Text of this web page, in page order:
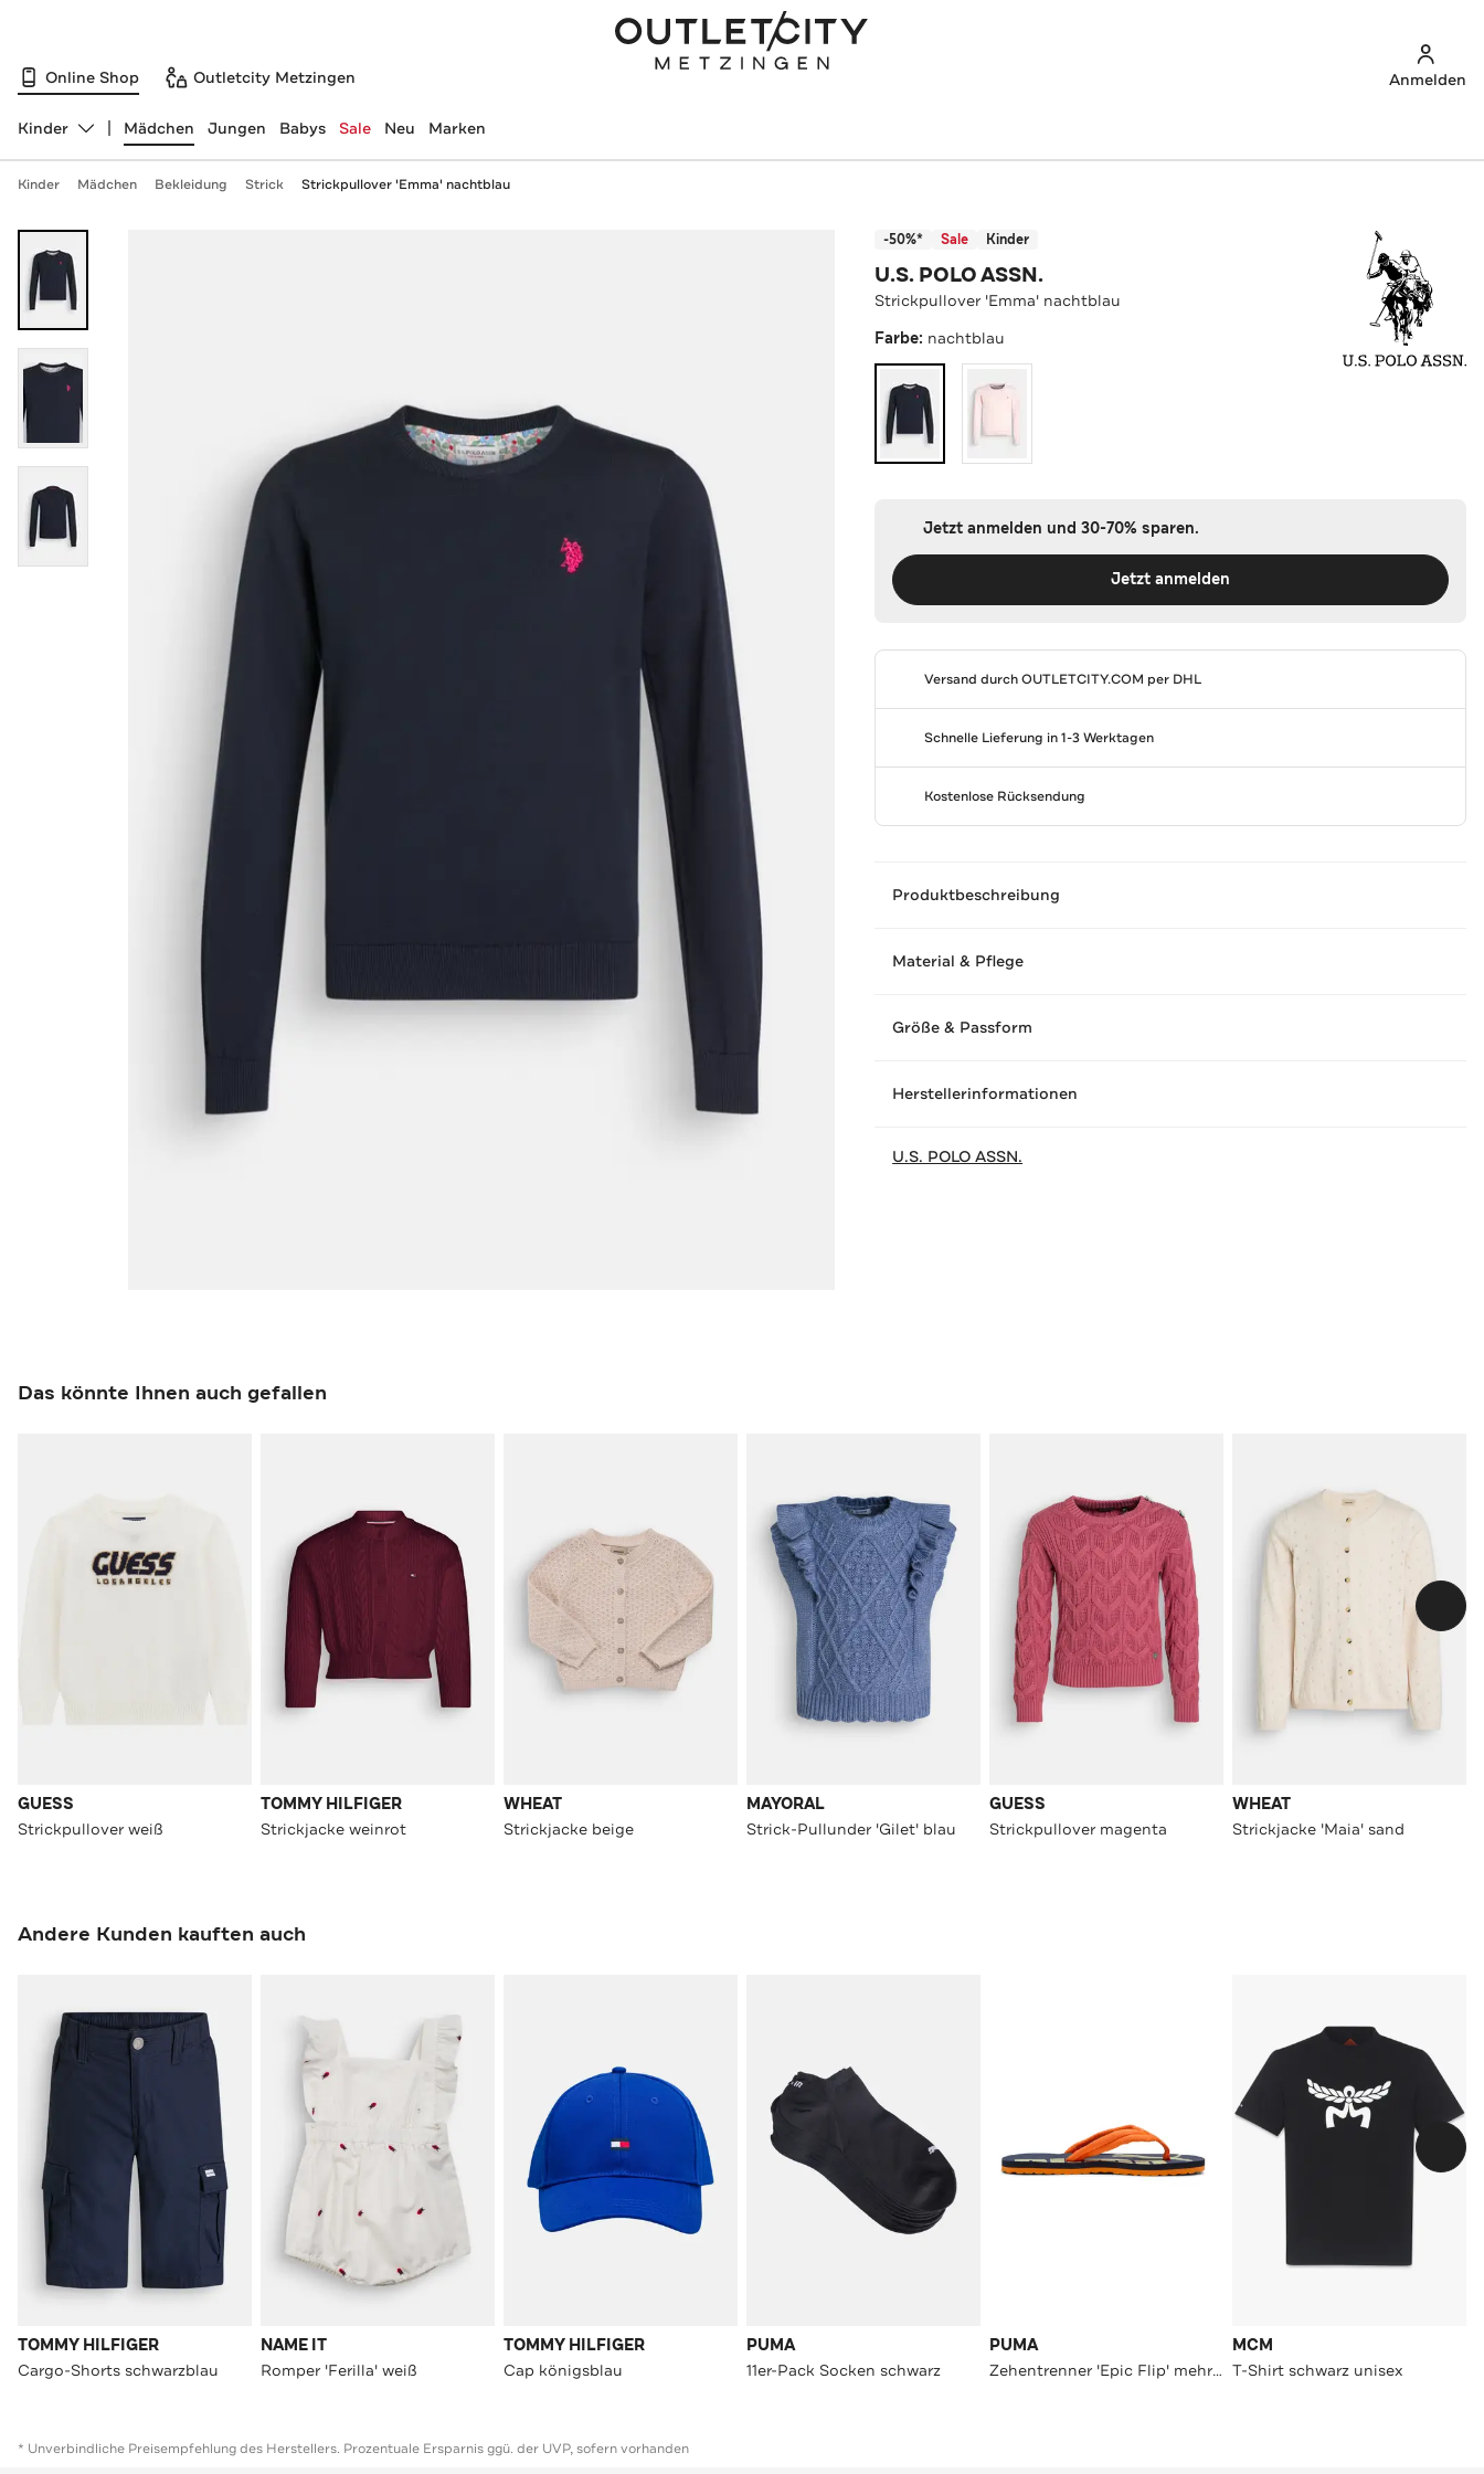
Online Shop Outletcity Metzingen Anmelden
Abteilung ändern, ausgewählt:
Kinder Mädchen Jungen Babys Sale Neu Marken
Kinder Mädchen Bekleidung Strick Strickpullover 'Emma' nachtblau
-50%* Sale Kinder
U.S. POLO ASSN.
Strickpullover 'Emma' nachtblau
Farbe: nachtblau
Jetzt anmelden und 30-70% sparen.
Jetzt anmelden
Versand durchOUTLETCITY.COM per DHL
Schnelle Lieferung in 1-3 Werktagen
Kostenlose Rücksendung
Produktbeschreibung
Material & Pflege
Größe & Passform
Herstellerinformationen
U.S. POLO ASSN.
Das könnte Ihnen auch gefallen
GUESS
Strickpullover weiß
TOMMY HILFIGER
Strickjacke weinrot
WHEAT
Strickjacke beige
MAYORAL
Strick-Pullunder 'Gilet' blau
GUESS
Strickpullover magenta
WHEAT
Strickjacke 'Maia' sand
Andere Kunden kauften auch
TOMMY HILFIGER
Cargo-Shorts schwarzblau
NAME IT
Romper 'Ferilla' weiß
TOMMY HILFIGER
Cap königsblau
PUMA
11er-Pack Socken schwarz
PUMA
Zehentrenner 'Epic Flip' mehrfarbig
MCM
T-Shirt schwarz unisex
* Unverbindliche Preisempfehlung des Herstellers. Prozentuale Ersparnis ggü. der UVP, sofern vorhanden